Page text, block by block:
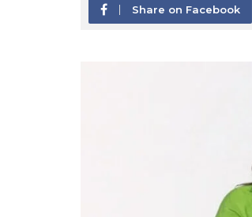
Share on Facebook